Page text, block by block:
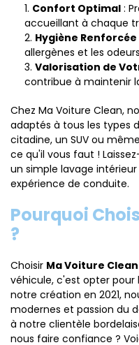
Confort Optimal :
accueillant à chaque
Hygiène Renforcée
allergènes et les
Valorisation de
contribue à maintenir
Chez Ma Voiture Clean,
adaptés à tous les types
citadine, un SUV ou
ce qu'il vous faut !
un simple lavage
expérience de conduite.
Pourquoi
?
Choisir Ma Voiture Clean
véhicule, c'est opter pour
notre création en 2021,
modernes et passion du
à notre clientèle
nous faire confiance ?